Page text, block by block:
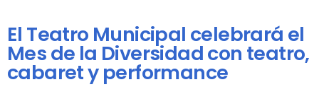
El Teatro Municipal celebrará el
Mes de la Diversidad con teatro,
cabaret y performance